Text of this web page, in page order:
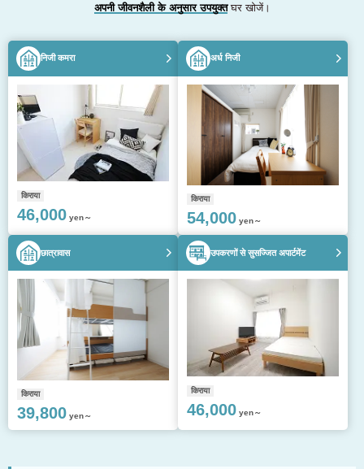
अपनी जीवनशैली के अनुसार उपयुक्तघर खोजें।
निजी कमरा
किराया
46,000 yen～
अर्ध निजी
किराया
54,000 yen～
छात्रावास
किराया
39,800 yen～
उपकरणों से सुसज्जित अपार्टमेंट
किराया
46,000 yen～